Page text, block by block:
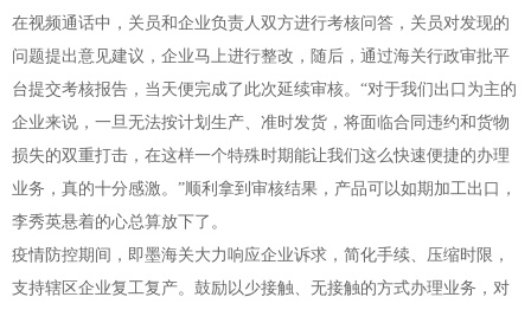
在视频通话中，关员和企业负责人双方进行考核问答，关员对发现的
问题提出意见建议，企业马上进行整改，随后，通过海关行政审批平
台提交考核报告，当天便完成了此次延续审核。“对于我们出口为主的
企业来说，一旦无法按计划生产、准时发货，将面临合同违约和货物
损失的双重打击，在这样一个特殊时期能让我们这么快速便捷的办理
业务，真的十分感激。”顺利拿到审核结果，产品可以如期加工出口，
李秀英悬着的心总算放下了。
疫情防控期间，即墨海关大力响应企业诉求，简化手续、压缩时限，
支持辖区企业复工复产。鼓励以少接触、无接触的方式办理业务，对